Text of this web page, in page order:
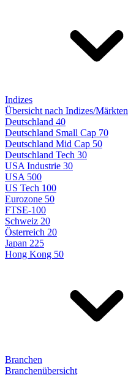
Indizes
Übersicht nach Indizes/Märkten
Deutschland 40
Deutschland Small Cap 70
Deutschland Mid Cap 50
Deutschland Tech 30
USA Industrie 30
USA 500
US Tech 100
Eurozone 50
FTSE-100
Schweiz 20
Österreich 20
Japan 225
Hong Kong 50
Branchen
Branchenübersicht